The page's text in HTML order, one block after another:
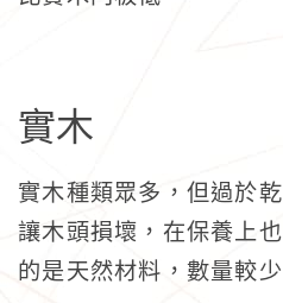
實木
實木種類眾多，但過於
讓木頭損壞，在保養上
的是天然材料，數量較